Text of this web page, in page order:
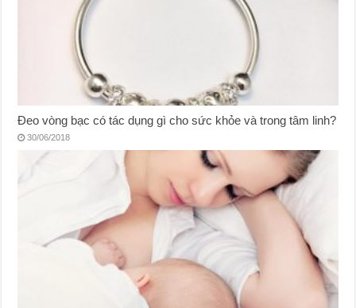
Đeo vòng bạc có tác dụng gì cho sức khỏe và trong tâm linh?
30/06/2018